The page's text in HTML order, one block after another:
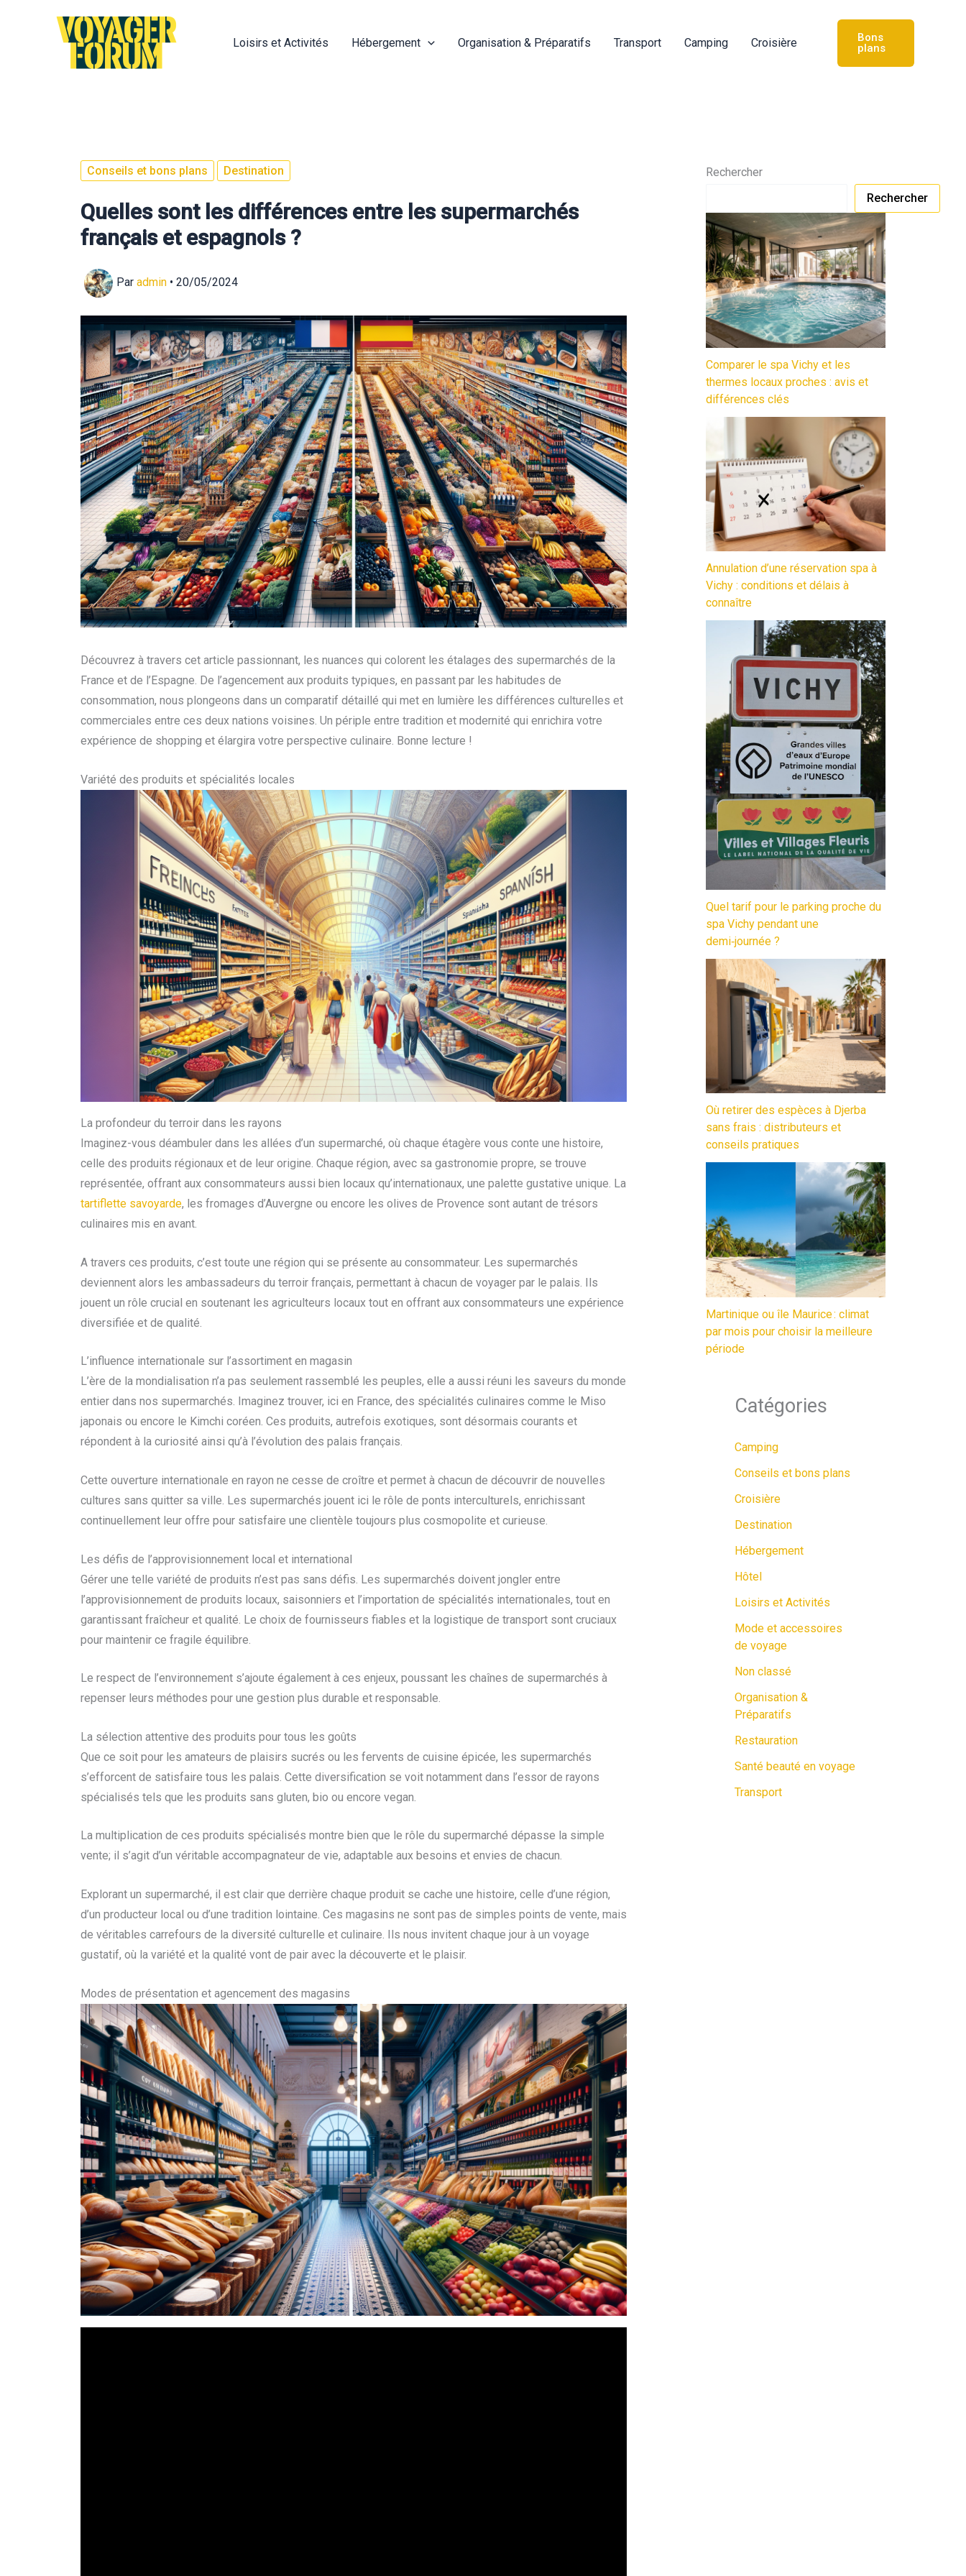
Loisirs et Activités Hébergement Organisation & Préparatifs Transport Camping Croisière
Bons
plans
Conseils et bons plans Destination
Quelles sont les différences entre les supermarchés
français et espagnols ?
Par admin • 20/05/2024
Découvrez à travers cet article passionnant, les nuances qui colorent les étalages des supermarchés de la
France et de l’Espagne. De l’agencement aux produits typiques, en passant par les habitudes de
consommation, nous plongeons dans un comparatif détaillé qui met en lumière les différences culturelles et
commerciales entre ces deux nations voisines. Un périple entre tradition et modernité qui enrichira votre
expérience de shopping et élargira votre perspective culinaire. Bonne lecture !
Variété des produits et spécialités locales
La profondeur du terroir dans les rayons
Imaginez-vous déambuler dans les allées d’un supermarché, où chaque étagère vous conte une histoire,
celle des produits régionaux et de leur origine. Chaque région, avec sa gastronomie propre, se trouve
représentée, offrant aux consommateurs aussi bien locaux qu’internationaux, une palette gustative unique. La
tartiflette savoyarde, les fromages d’Auvergne ou encore les olives de Provence sont autant de trésors
culinaires mis en avant.
A travers ces produits, c’est toute une région qui se présente au consommateur. Les supermarchés
deviennent alors les ambassadeurs du terroir français, permettant à chacun de voyager par le palais. Ils
jouent un rôle crucial en soutenant les agriculteurs locaux tout en offrant aux consommateurs une expérience
diversifiée et de qualité.
L’influence internationale sur l’assortiment en magasin
L’ère de la mondialisation n’a pas seulement rassemblé les peuples, elle a aussi réuni les saveurs du monde
entier dans nos supermarchés. Imaginez trouver, ici en France, des spécialités culinaires comme le Miso
japonais ou encore le Kimchi coréen. Ces produits, autrefois exotiques, sont désormais courants et
répondent à la curiosité ainsi qu’à l’évolution des palais français.
Cette ouverture internationale en rayon ne cesse de croître et permet à chacun de découvrir de nouvelles
cultures sans quitter sa ville. Les supermarchés jouent ici le rôle de ponts interculturels, enrichissant
continuellement leur offre pour satisfaire une clientèle toujours plus cosmopolite et curieuse.
Les défis de l’approvisionnement local et international
Gérer une telle variété de produits n’est pas sans défis. Les supermarchés doivent jongler entre
l’approvisionnement de produits locaux, saisonniers et l’importation de spécialités internationales, tout en
garantissant fraîcheur et qualité. Le choix de fournisseurs fiables et la logistique de transport sont cruciaux
pour maintenir ce fragile équilibre.
Le respect de l’environnement s’ajoute également à ces enjeux, poussant les chaînes de supermarchés à
repenser leurs méthodes pour une gestion plus durable et responsable.
La sélection attentive des produits pour tous les goûts
Que ce soit pour les amateurs de plaisirs sucrés ou les fervents de cuisine épicée, les supermarchés
s’efforcent de satisfaire tous les palais. Cette diversification se voit notamment dans l’essor de rayons
spécialisés tels que les produits sans gluten, bio ou encore vegan.
La multiplication de ces produits spécialisés montre bien que le rôle du supermarché dépasse la simple
vente; il s’agit d’un véritable accompagnateur de vie, adaptable aux besoins et envies de chacun.
Explorant un supermarché, il est clair que derrière chaque produit se cache une histoire, celle d’une région,
d’un producteur local ou d’une tradition lointaine. Ces magasins ne sont pas de simples points de vente, mais
de véritables carrefours de la diversité culturelle et culinaire. Ils nous invitent chaque jour à un voyage
gustatif, où la variété et la qualité vont de pair avec la découverte et le plaisir.
Modes de présentation et agencement des magasins
Rechercher
Rechercher
Comparer le spa Vichy et les
thermes locaux proches : avis et
différences clés
Annulation d’une réservation spa à
Vichy : conditions et délais à
connaître
Quel tarif pour le parking proche du
spa Vichy pendant une
demi‑journée ?
Où retirer des espèces à Djerba
sans frais : distributeurs et
conseils pratiques
Martinique ou île Maurice : climat
par mois pour choisir la meilleure
période
Catégories
Camping
Conseils et bons plans
Croisière
Destination
Hébergement
Hôtel
Loisirs et Activités
Mode et accessoires
de voyage
Non classé
Organisation &
Préparatifs
Restauration
Santé beauté en voyage
Transport